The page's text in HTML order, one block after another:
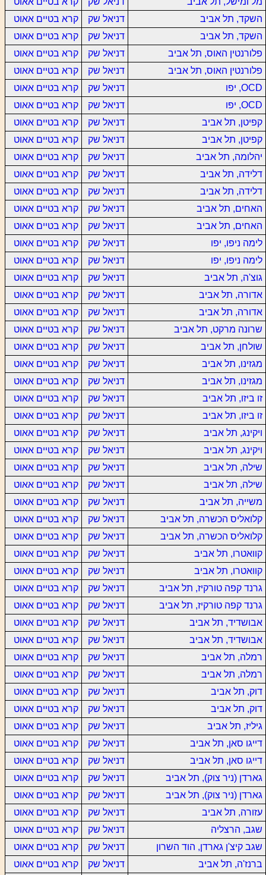
השקד, תל אביב
דניאל שק
קרא בטיים אאוט
השקד, תל אביב
דניאל שק
קרא בטיים אאוט
פלורנטין האוס, תל אביב
דניאל שק
קרא בטיים אאוט
פלורנטין האוס, תל אביב
דניאל שק
קרא בטיים אאוט
OCD, יפו
דניאל שק
קרא בטיים אאוט
OCD, יפו
דניאל שק
קרא בטיים אאוט
קפיטן, תל אביב
דניאל שק
קרא בטיים אאוט
קפיטן, תל אביב
דניאל שק
קרא בטיים אאוט
יהלומה, תל אביב
דניאל שק
קרא בטיים אאוט
דלידה, תל אביב
דניאל שק
קרא בטיים אאוט
דלידה, תל אביב
דניאל שק
קרא בטיים אאוט
האחים, תל אביב
דניאל שק
קרא בטיים אאוט
האחים, תל אביב
דניאל שק
קרא בטיים אאוט
לימה ניפו, יפו
דניאל שק
קרא בטיים אאוט
לימה ניפו, יפו
דניאל שק
קרא בטיים אאוט
גוצ'ה, תל אביב
דניאל שק
קרא בטיים אאוט
אדורה, תל אביב
דניאל שק
קרא בטיים אאוט
אדורה, תל אביב
דניאל שק
קרא בטיים אאוט
שרונה מרקט, תל אביב
דניאל שק
קרא בטיים אאוט
שולחן, תל אביב
דניאל שק
קרא בטיים אאוט
מגזינו, תל אביב
דניאל שק
קרא בטיים אאוט
מגזינו, תל אביב
דניאל שק
קרא בטיים אאוט
זו ביזו, תל אביב
דניאל שק
קרא בטיים אאוט
זו ביזו, תל אביב
דניאל שק
קרא בטיים אאוט
ויקינג, תל אביב
דניאל שק
קרא בטיים אאוט
ויקינג, תל אביב
דניאל שק
קרא בטיים אאוט
שילה, תל אביב
דניאל שק
קרא בטיים אאוט
שילה, תל אביב
דניאל שק
קרא בטיים אאוט
משייה, תל אביב
דניאל שק
קרא בטיים אאוט
קלואליס הכשרה, תל אביב
דניאל שק
קרא בטיים אאוט
קלואליס הכשרה, תל אביב
דניאל שק
קרא בטיים אאוט
קוואטרו, תל אביב
דניאל שק
קרא בטיים אאוט
קוואטרו, תל אביב
דניאל שק
קרא בטיים אאוט
גרנד קפה טורקיז, תל אביב
דניאל שק
קרא בטיים אאוט
גרנד קפה טורקיז, תל אביב
דניאל שק
קרא בטיים אאוט
אבושדיד, תל אביב
דניאל שק
קרא בטיים אאוט
אבושדיד, תל אביב
דניאל שק
קרא בטיים אאוט
רמלה, תל אביב
דניאל שק
קרא בטיים אאוט
רמלה, תל אביב
דניאל שק
קרא בטיים אאוט
דוק, תל אביב
דניאל שק
קרא בטיים אאוט
דוק, תל אביב
דניאל שק
קרא בטיים אאוט
גיליז, תל אביב
דניאל שק
קרא בטיים אאוט
דייגו סאן, תל אביב
דניאל שק
קרא בטיים אאוט
דייגו סאן, תל אביב
דניאל שק
קרא בטיים אאוט
גארדן (ניר צוק), תל אביב
דניאל שק
קרא בטיים אאוט
גארדן (ניר צוק), תל אביב
דניאל שק
קרא בטיים אאוט
עזורה, תל אביב
דניאל שק
קרא בטיים אאוט
שגב, הרצליה
דניאל שק
קרא בטיים אאוט
שגב קיצ'ן גארדן, הוד השרון
דניאל שק
קרא בטיים אאוט
ברנז'ה, תל אביב
דניאל שק
קרא בטיים אאוט